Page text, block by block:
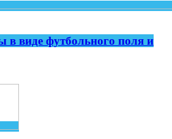
в виде футбольного поля и